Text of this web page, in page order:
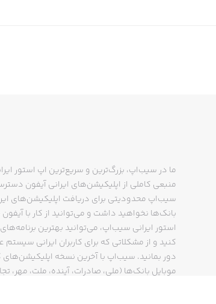
ما در سیب‌اپ، بزرگ‌ترین و سریع‌ترین اپ استور
منبعی کاملی از اپلیکیشن‌های ایرانی آیفون
سیب‌اپ محدودیتی برای دریافت اپلیکیشن‌های
بانک‌ها نخواهید داشت و می‌توانید از کار با
استور ایرانی سیب‌اپ، می‌توانید بهترین برنامه‌های
دور بمانید. سیب‌اپ با آخرین نسخه اپلیکیشن‌های
موبایل بانک‌ها (ملی، صادرات، آینده، ملت، مهر،